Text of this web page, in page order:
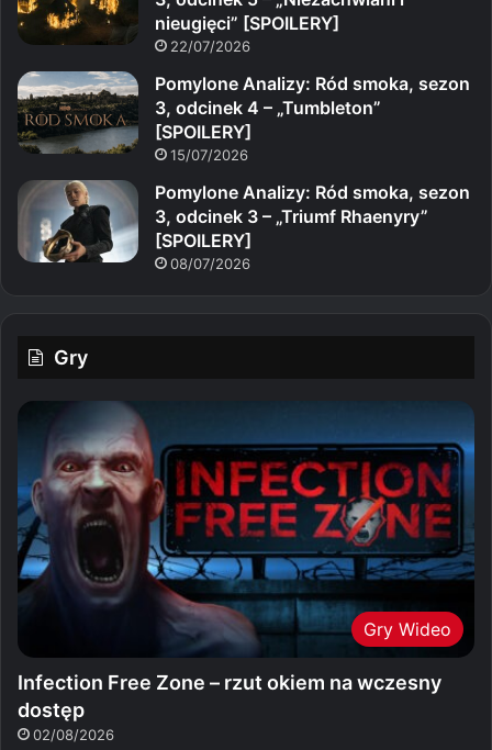
nieugięci” [SPOILERY]
22/07/2026
Pomylone Analizy: Ród smoka, sezon
3, odcinek 4 – „Tumbleton”
[SPOILERY]
15/07/2026
Pomylone Analizy: Ród smoka, sezon
3, odcinek 3 – „Triumf Rhaenyry”
[SPOILERY]
08/07/2026
Gry
Gry Wideo
Infection Free Zone – rzut okiem na wczesny
dostęp
02/08/2026